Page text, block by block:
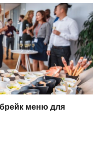
меню для